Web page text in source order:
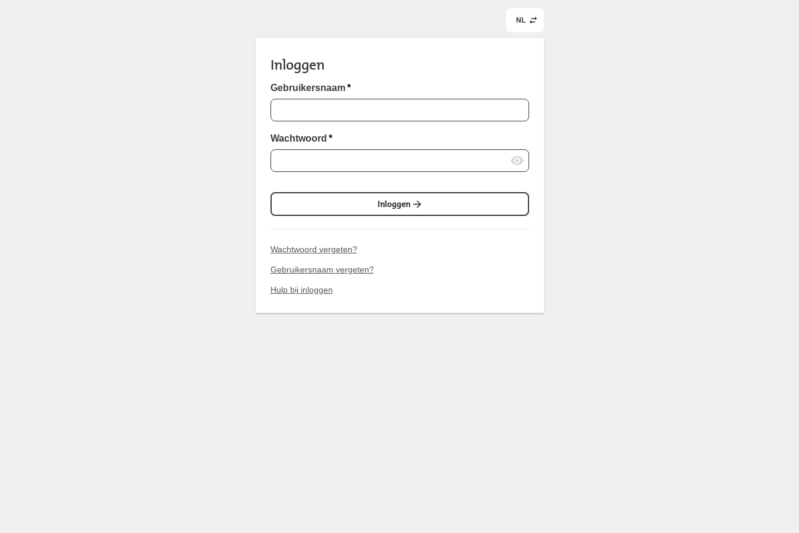
NL
Inloggen
Gebruikersnaam *
Wachtwoord *
Inloggen
Wachtwoord vergeten?
Gebruikersnaam vergeten?
Hulp bij inloggen